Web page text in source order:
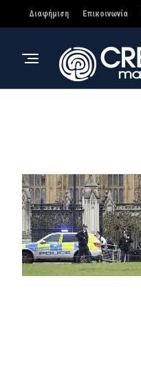
Διαφήμιση Επικοινωνία